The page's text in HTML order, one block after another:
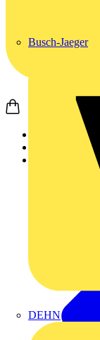
Busch-Jaeger
DEHN